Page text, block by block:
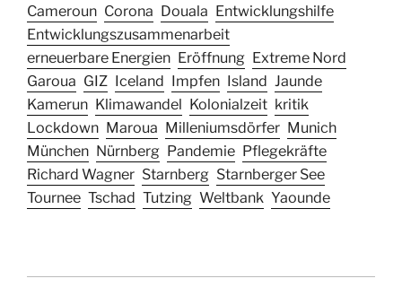
Cameroun Corona Douala Entwicklungshilfe
Entwicklungszusammenarbeit
erneuerbare Energien Eröffnung Extreme Nord
Garoua GIZ Iceland Impfen Island Jaunde
Kamerun Klimawandel Kolonialzeit kritik
Lockdown Maroua Milleniumsdörfer Munich
München Nürnberg Pandemie Pflegekräfte
Richard Wagner Starnberg Starnberger See
Tournee Tschad Tutzing Weltbank Yaounde